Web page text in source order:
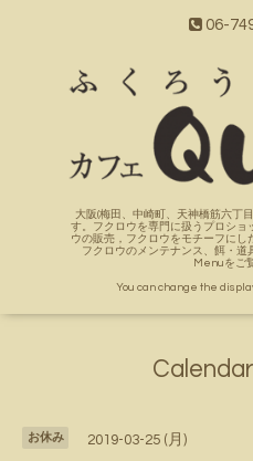
06-
大阪(梅田、中崎町、天神橋筋六丁
す。フクロウを専門に扱うプロショ
ウの販売，フクロウをモチーフにし
フクロウのメンテナンス、餌・道
Menuをご
You can change the
お休み 2019-03-25 (月)